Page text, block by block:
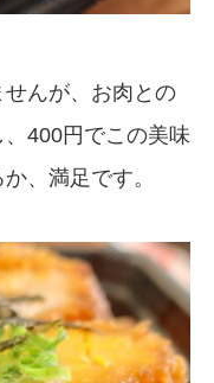
んが、お肉との
400円でこの美味
、満足です。